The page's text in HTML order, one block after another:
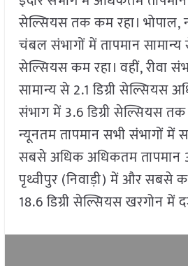
सेल्सियस तक कम रहा। भोपाल,
चंबल संभागों में तापमान सामान्य
सेल्सियस कम रहा। वहीं, रीवा
सामान्य से 2.1 डिग्री सेल्सियस
संभाग में 3.6 डिग्री सेल्सियस
न्यूनतम तापमान सभी संभागों में
सबसे अधिक अधिकतम तापमान
पृथ्वीपुर (निवाड़ी) में और सबसे
18.6 डिग्री सेल्सियस खरगोन में